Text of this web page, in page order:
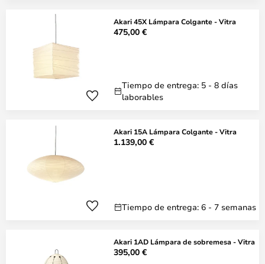
Akari 45X Lámpara Colgante - Vitra
475,00 €
Tiempo de entrega: 5 - 8 días
laborables
Akari 15A Lámpara Colgante - Vitra
1.139,00 €
Tiempo de entrega: 6 - 7 semanas
Akari 1AD Lámpara de sobremesa - Vitra
395,00 €